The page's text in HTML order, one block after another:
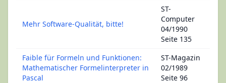
Mehr Software-Qualität, bitte!
ST-
Computer
04/1990
Seite 135
Faible für Formeln und Funktionen:
Mathematischer Formelinterpreter in
Pascal
ST-Magazin
02/1989
Seite 96